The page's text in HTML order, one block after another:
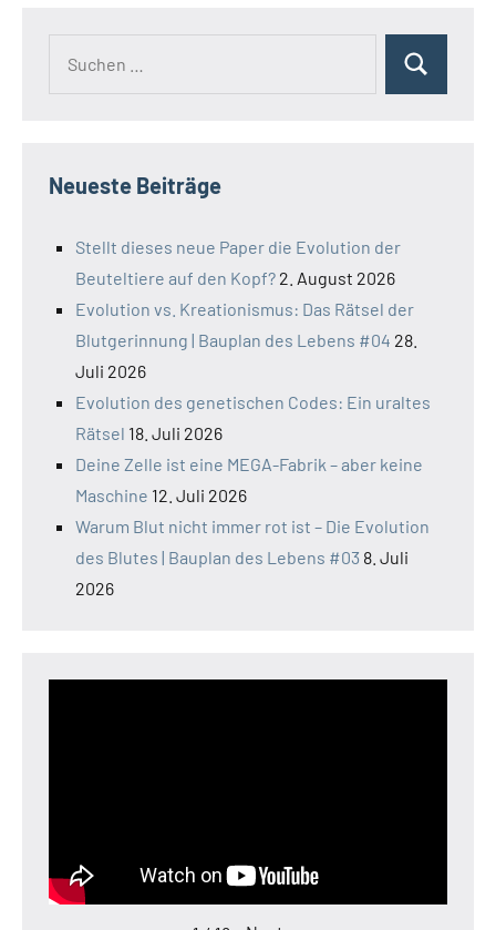
Geologie
Geophysik
Geowissenschaften
Karbon
massenaussterben
Minerale
Mineralogie
Neogen
Suchen
Neueste Beiträge
Stellt dieses neue Paper die Evolution der
Beuteltiere auf den Kopf? 2. August 2026
Evolution vs. Kreationismus: Das Rätsel der
Blutgerinnung | Bauplan des Lebens #04 28.
Juli 2026
Evolution des genetischen Codes: Ein uraltes
Rätsel 18. Juli 2026
Deine Zelle ist eine MEGA-Fabrik – aber keine
Maschine 12. Juli 2026
Warum Blut nicht immer rot ist – Die Evolution
des Blutes | Bauplan des Lebens #03 8. Juli
2026